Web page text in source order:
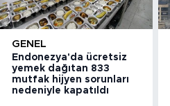
GENEL
Endonezya'da ücretsiz
yemek dağıtan 833
mutfak hijyen sorunları
nedeniyle kapatıldı